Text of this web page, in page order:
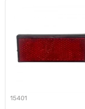
15401